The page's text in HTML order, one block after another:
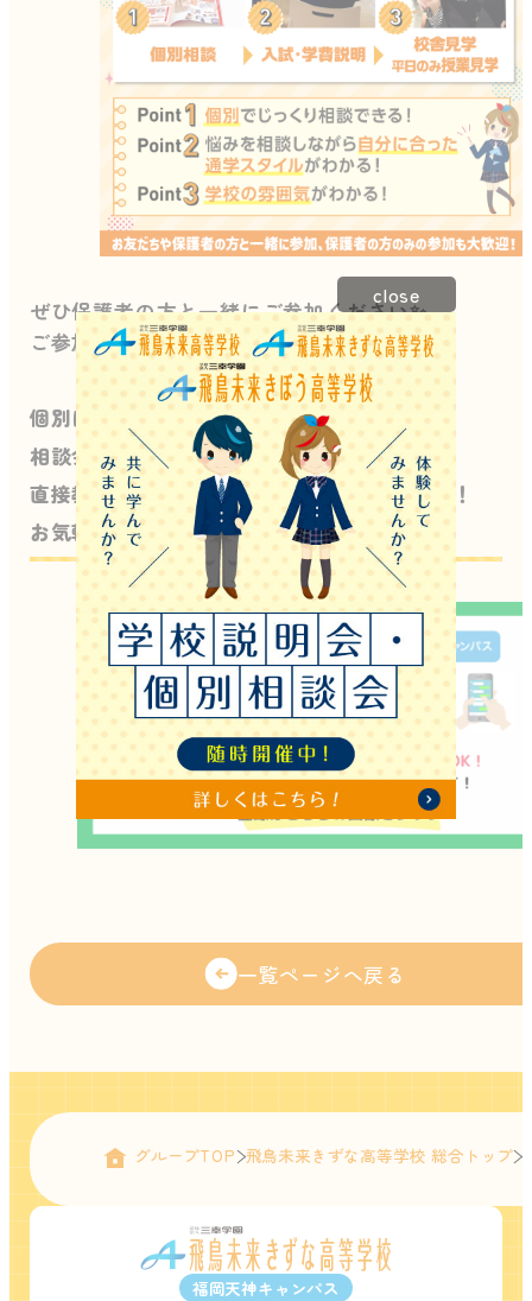
ぜひ保護者の方と一緒にご参加ください✨
ご参加お待ちしております🤗🤗🤗
個別に相談ができるLINEの登録はこちら！
相談会の予約や資料請求などもLINEでOK✨
直接教員とメッセージのやり取りができます！
お気軽にお問い合わせください。
一覧ページへ戻る
グループTOP 飛鳥未来きずな高等学校 総合トップ
福岡天神キャンパス
close